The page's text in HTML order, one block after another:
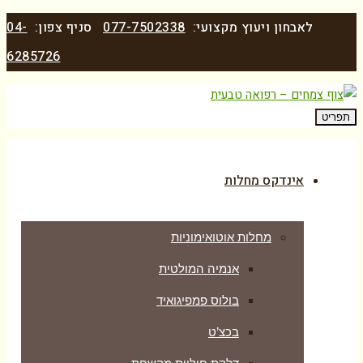
לאבחון ויעוץ מקצועי:077-7502338 סניף צפון:04-
6285726
תפריט
אינדקס מחלות
מחלות אוטואימוניות
אנמיה המולטית
בולוס פמפיגואיד
בכצ’ט